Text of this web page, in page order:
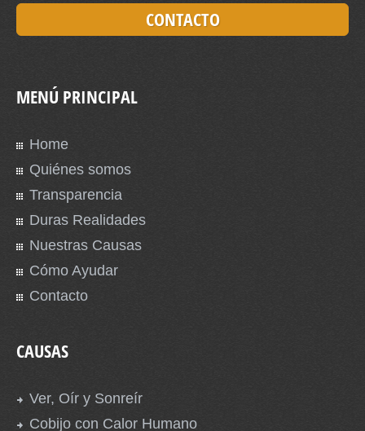
CONTACTO
MENÚ PRINCIPAL
Home
Quiénes somos
Transparencia
Duras Realidades
Nuestras Causas
Cómo Ayudar
Contacto
CAUSAS
Ver, Oír y Sonreír
Cobijo con Calor Humano